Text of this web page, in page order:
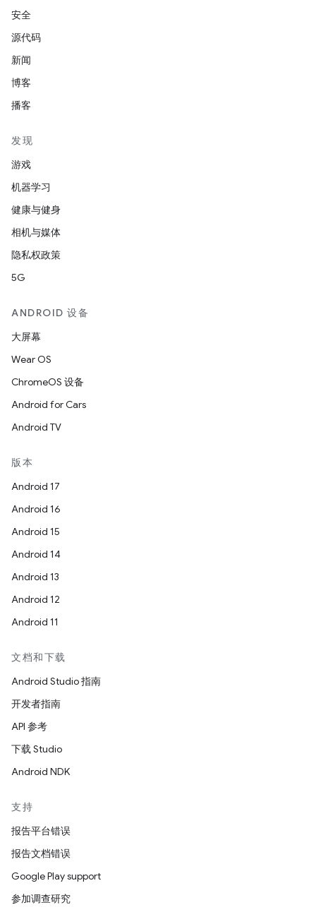
安全
源代码
新闻
博客
播客
发现
游戏
机器学习
健康与健身
相机与媒体
隐私权政策
5G
ANDROID 设备
大屏幕
Wear OS
ChromeOS 设备
Android for Cars
Android TV
版本
Android 17
Android 16
Android 15
Android 14
Android 13
Android 12
Android 11
文档和下载
Android Studio 指南
开发者指南
API 参考
下载 Studio
Android NDK
支持
报告平台错误
报告文档错误
Google Play support
参加调查研究